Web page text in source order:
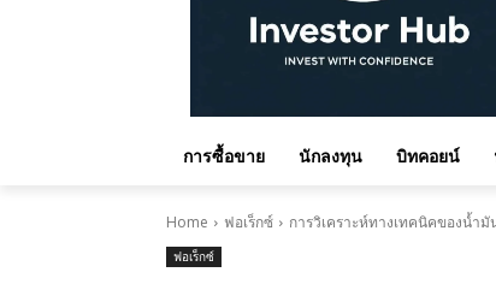
การซื้อขาย นักลงทุน บิทคอยน์
Home ฟอเร็กซ์ การวิเคราะห์ทางเทคนิคของน้ำมั
ฟอเร็กซ์